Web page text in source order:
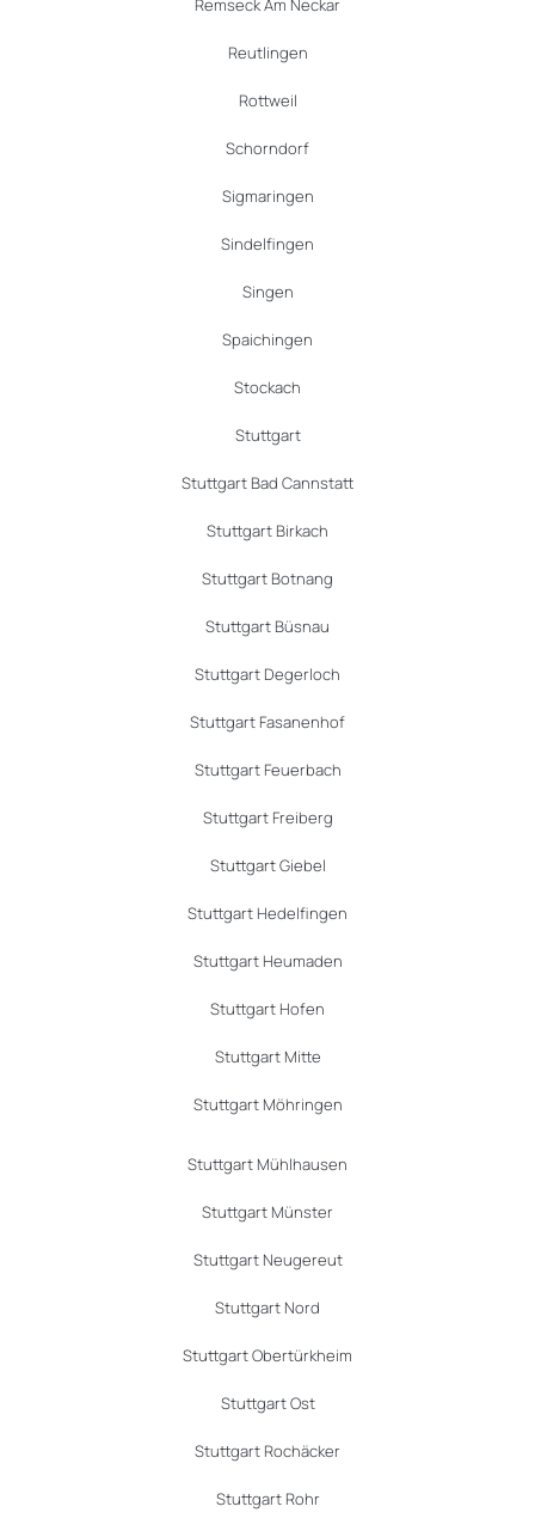
Reutlingen
Rottweil
Schorndorf
Sigmaringen
Sindelfingen
Singen
Spaichingen
Stockach
Stuttgart
Stuttgart Bad Cannstatt
Stuttgart Birkach
Stuttgart Botnang
Stuttgart Büsnau
Stuttgart Degerloch
Stuttgart Fasanenhof
Stuttgart Feuerbach
Stuttgart Freiberg
Stuttgart Giebel
Stuttgart Hedelfingen
Stuttgart Heumaden
Stuttgart Hofen
Stuttgart Mitte
Stuttgart Möhringen
Stuttgart Mühlhausen
Stuttgart Münster
Stuttgart Neugereut
Stuttgart Nord
Stuttgart Obertürkheim
Stuttgart Ost
Stuttgart Rochäcker
Stuttgart Rohr